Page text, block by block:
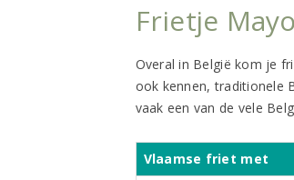
Frietje Mayo
Overal in België kom je
ook kennen, traditionele
vaak een van de vele
Vlaamse friet met